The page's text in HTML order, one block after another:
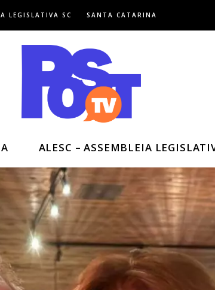
LEGISLATIVA SC SANTA CATARINA
ALESC – ASSEMBLEIA